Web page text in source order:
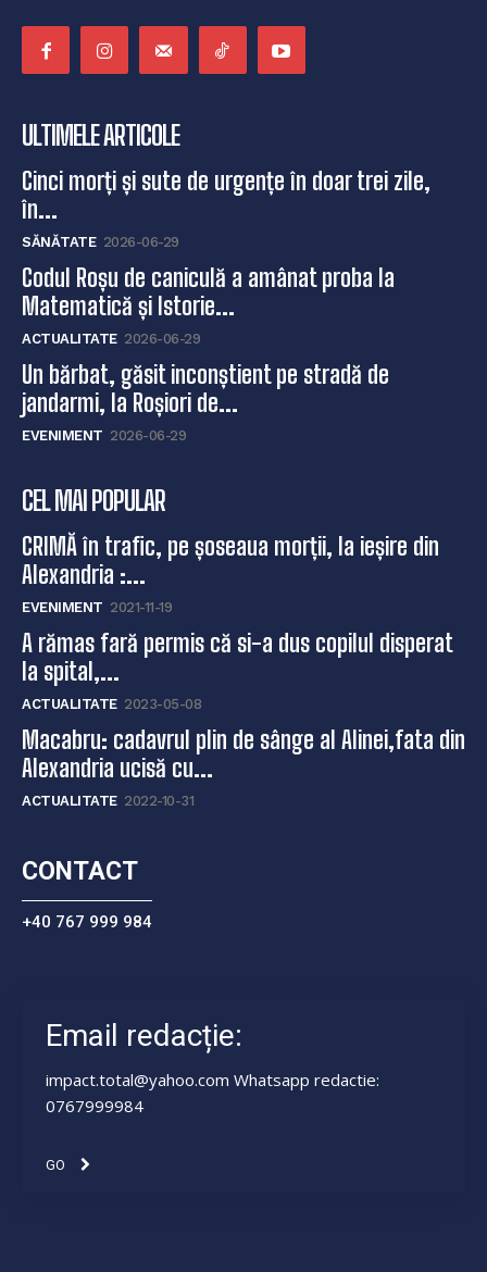
ULTIMELE ARTICOLE
Cinci morți și sute de urgențe în doar trei zile,
în...
SĂNĂTATE 2026-06-29
Codul Roșu de caniculă a amânat proba la
Matematică și Istorie...
ACTUALITATE 2026-06-29
Un bărbat, găsit inconștient pe stradă de
jandarmi, la Roșiori de...
EVENIMENT 2026-06-29
CEL MAI POPULAR
CRIMĂ în trafic, pe șoseaua morții, la ieșire din
Alexandria :...
EVENIMENT 2021-11-19
A rămas fară permis că si-a dus copilul disperat
la spital,...
ACTUALITATE 2023-05-08
Macabru: cadavrul plin de sânge al Alinei,fata din
Alexandria ucisă cu...
ACTUALITATE 2022-10-31
CONTACT
+40 767 999 984
Email redacție:
impact.total@yahoo.com Whatsapp redactie:
0767999984
GO